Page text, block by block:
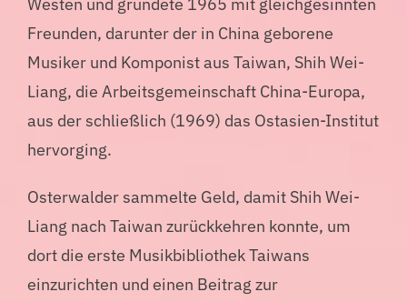
Freunden, darunter der in China geborene
Musiker und Komponist aus Taiwan, Shih Wei-
Liang, die Arbeitsgemeinschaft China-Europa,
aus der schließlich (1969) das Ostasien-Institut
hervorging.
Osterwalder sammelte Geld, damit Shih Wei-
Liang nach Taiwan zurückkehren konnte, um
dort die erste Musikbibliothek Taiwans
einzurichten und einen Beitrag zur